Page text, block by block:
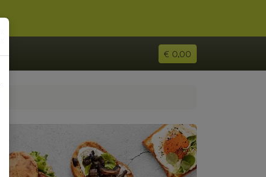
€ 0,00